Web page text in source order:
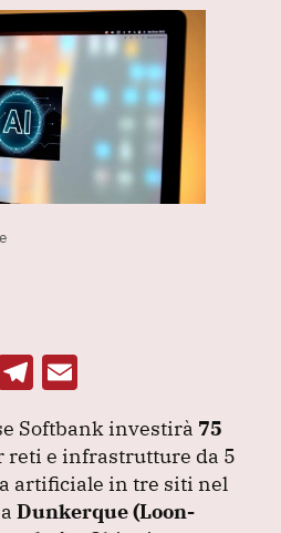
T
e
gr
a
ai
l
Softbank investirà 75
reti e infrastrutture da 5
artificiale in tre siti nel
Dunkerque(Loon-